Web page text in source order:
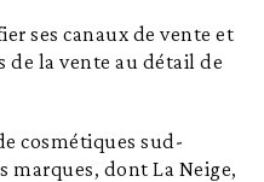
ses canaux de vente et
de la vente au détail de
cosmétiques sud-
marques, dont La Neige,